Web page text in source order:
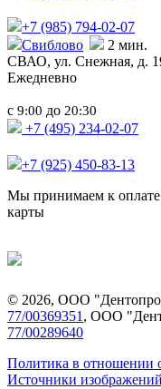
+7 (985) 794-02-07
Свиблово
2 мин.
СВАО, ул. Снежная, д.
Ежедневно
с 9:00 до 20:30
+7 (495) 234-02-07
+7 (925) 450-83-13
Мы принимаем к оплате
карты
© 2026, ООО
77/00369351 , ООО
77/00289640
Политика в отношении
Источники